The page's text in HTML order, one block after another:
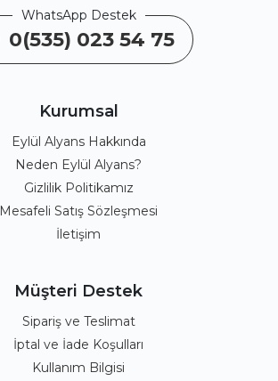
WhatsApp Destek
0(535) 023 54 75
Kurumsal
Eylül Alyans Hakkında
Neden Eylül Alyans?
Gizlilik Politikamız
Mesafeli Satış Sözleşmesi
İletişim
Müşteri Destek
Sipariş ve Teslimat
İptal ve İade Koşulları
Kullanım Bilgisi